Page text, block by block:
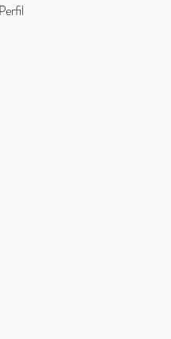
Perfil